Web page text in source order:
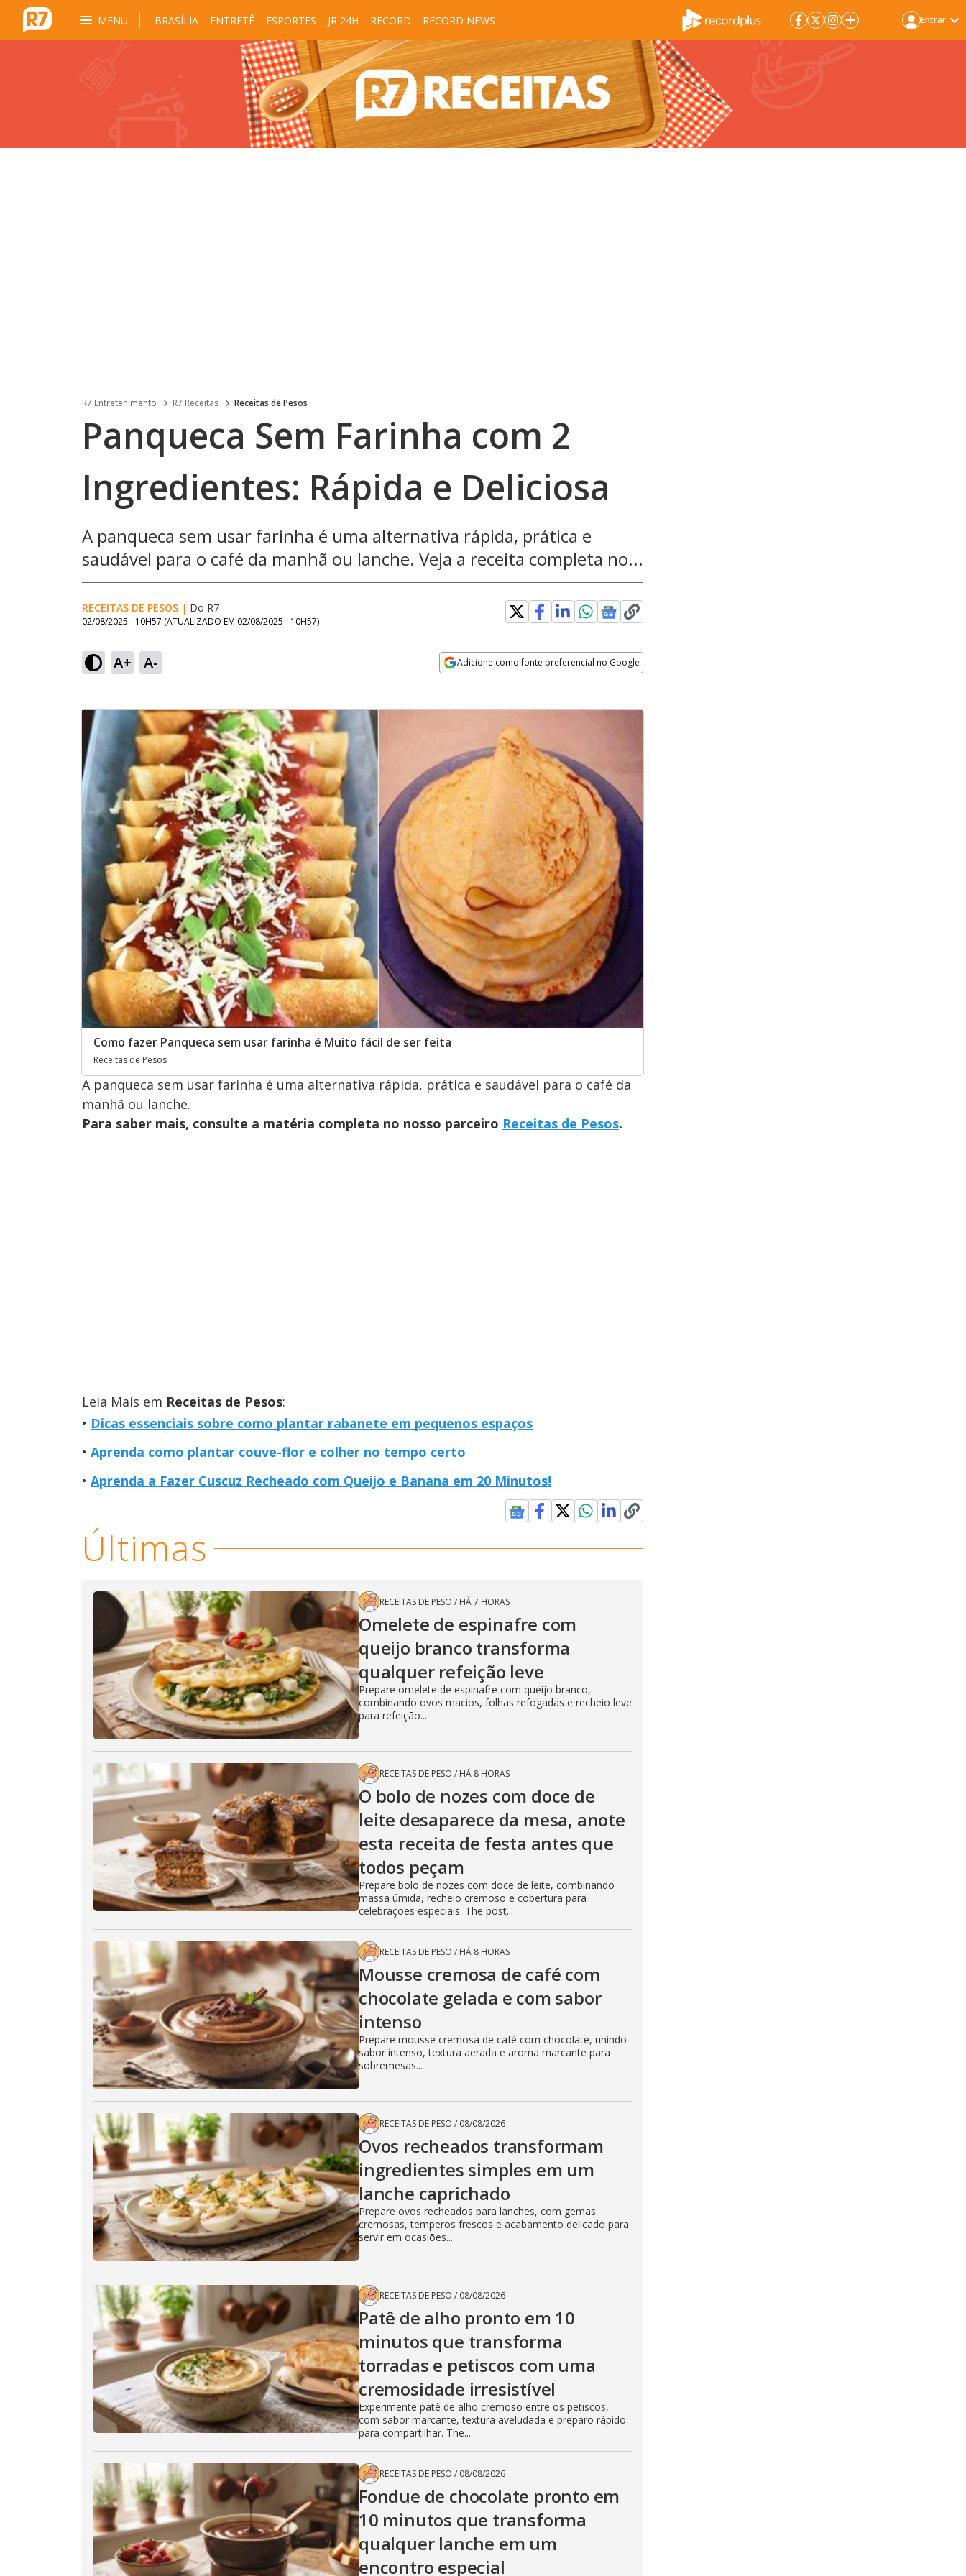
MENU BRASÍLIA ENTRETÊ ESPORTES JR 24H RECORD RECORD NEWS Entrar
R7 Entretenimento R7 Receitas Receitas de Pesos
Panqueca Sem Farinha com 2
Ingredientes: Rápida e Deliciosa
A panqueca sem usar farinha é uma alternativa rápida, prática e
saudável para o café da manhã ou lanche. Veja a receita completa no...
RECEITAS DE PESOS | Do R7
02/08/2025 - 10H57 (ATUALIZADO EM 02/08/2025 - 10H57)
A+ A- Adicione como fonte preferencial no Google
Como fazer Panqueca sem usar farinha é Muito fácil de ser feita
Receitas de Pesos
A panqueca sem usar farinha é uma alternativa rápida, prática e saudável para o café da
manhã ou lanche.
Para saber mais, consulte a matéria completa no nosso parceiro Receitas de Pesos.
Leia Mais em Receitas de Pesos:
Dicas essenciais sobre como plantar rabanete em pequenos espaços
Aprenda como plantar couve-flor e colher no tempo certo
Aprenda a Fazer Cuscuz Recheado com Queijo e Banana em 20 Minutos!
Últimas
RECEITAS DE PESO / HÁ 7 HORAS
Omelete de espinafre com
queijo branco transforma
qualquer refeição leve
Prepare omelete de espinafre com queijo branco,
combinando ovos macios, folhas refogadas e recheio leve
para refeição...
RECEITAS DE PESO / HÁ 8 HORAS
O bolo de nozes com doce de
leite desaparece da mesa, anote
esta receita de festa antes que
todos peçam
Prepare bolo de nozes com doce de leite, combinando
massa úmida, recheio cremoso e cobertura para
celebrações especiais. The post...
RECEITAS DE PESO / HÁ 8 HORAS
Mousse cremosa de café com
chocolate gelada e com sabor
intenso
Prepare mousse cremosa de café com chocolate, unindo
sabor intenso, textura aerada e aroma marcante para
sobremesas...
RECEITAS DE PESO / 08/08/2026
Ovos recheados transformam
ingredientes simples em um
lanche caprichado
Prepare ovos recheados para lanches, com gemas
cremosas, temperos frescos e acabamento delicado para
servir em ocasiões...
RECEITAS DE PESO / 08/08/2026
Patê de alho pronto em 10
minutos que transforma
torradas e petiscos com uma
cremosidade irresistível
Experimente patê de alho cremoso entre os petiscos,
com sabor marcante, textura aveludada e preparo rápido
para compartilhar. The...
RECEITAS DE PESO / 08/08/2026
Fondue de chocolate pronto em
10 minutos que transforma
qualquer lanche em um
encontro especial